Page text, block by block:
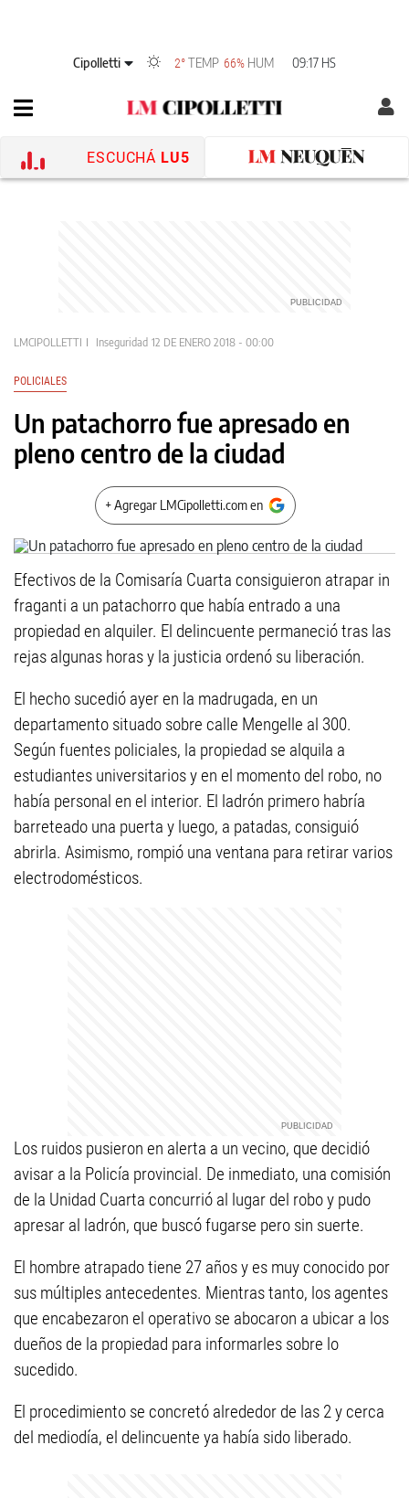
Cipolletti 2°TEMP 66% HUM 09:17 HS
ESCUCHÁ LU5
LMCIPOLLETTI Inseguridad 12 DE ENERO 2018 - 00:00
POLICIALES
Un patachorro fue apresado en
pleno centro de la ciudad
+ Agregar LMCipolletti.com en
Efectivos de la Comisaría Cuarta consiguieron atrapar in
fraganti a un patachorro que había entrado a una
propiedad en alquiler. El delincuente permaneció tras las
rejas algunas horas y la justicia ordenó su liberación.
El hecho sucedió ayer en la madrugada, en un
departamento situado sobre calle Mengelle al 300.
Según fuentes policiales, la propiedad se alquila a
estudiantes universitarios y en el momento del robo, no
había personal en el interior. El ladrón primero habría
barreteado una puerta y luego, a patadas, consiguió
abrirla. Asimismo, rompió una ventana para retirar varios
electrodomésticos.
Los ruidos pusieron en alerta a un vecino, que decidió
avisar a la Policía provincial. De inmediato, una comisión
de la Unidad Cuarta concurrió al lugar del robo y pudo
apresar al ladrón, que buscó fugarse pero sin suerte.
El hombre atrapado tiene 27 años y es muy conocido por
sus múltiples antecedentes. Mientras tanto, los agentes
que encabezaron el operativo se abocaron a ubicar a los
dueños de la propiedad para informarles sobre lo
sucedido.
El procedimiento se concretó alrededor de las 2 y cerca
del mediodía, el delincuente ya había sido liberado.